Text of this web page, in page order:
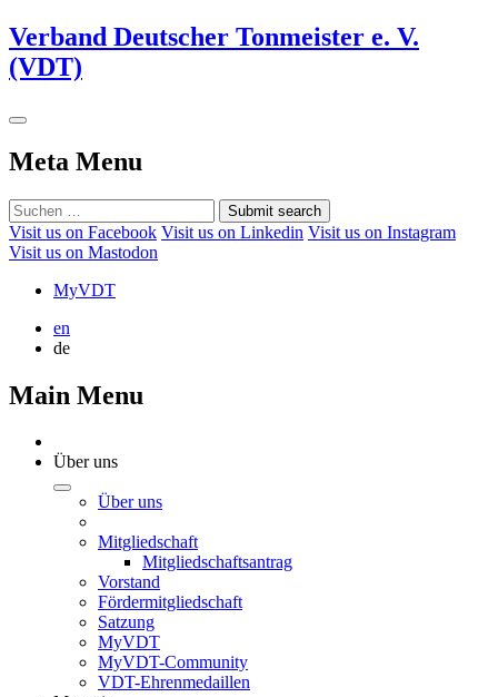
Verband Deutscher Tonmeister e. V.
(VDT)
Meta Menu
Submit search
Visit us on Facebook Visit us on Linkedin Visit us on Instagram
Visit us on Mastodon
MyVDT
en
de
Main Menu
Über uns
Über uns
Mitgliedschaft
Mitgliedschaftsantrag
Vorstand
Fördermitgliedschaft
Satzung
MyVDT
MyVDT-Community
VDT-Ehrenmedaillen